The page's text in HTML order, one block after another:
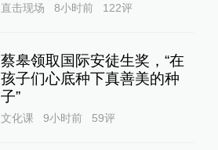
直击现场 8小时前 122评
蔡皋领取国际安徒生奖，“在
孩子们心底种下真善美的种
子”
文化课 9小时前 59评